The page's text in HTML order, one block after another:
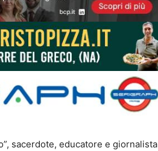
sacerdote, educatore e giornalista